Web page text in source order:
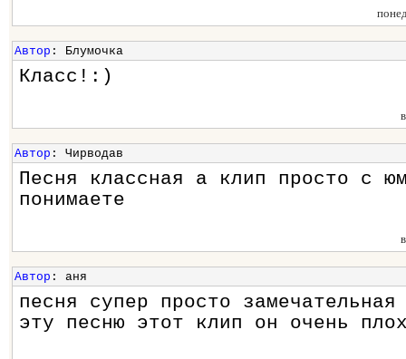
Автор : Блумочка
Класс!:)
Автор : Чирводав
Песня классная а клип просто с
понимаете
Автор : аня
песня супер просто
эту песню этот клип он очень